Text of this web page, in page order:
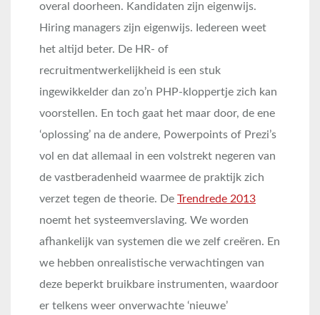
overal doorheen. Kandidaten zijn eigenwijs.
Hiring managers zijn eigenwijs. Iedereen weet
het altijd beter. De HR- of
recruitmentwerkelijkheid is een stuk
ingewikkelder dan zo’n PHP-kloppertje zich kan
voorstellen. En toch gaat het maar door, de ene
‘oplossing’ na de andere, Powerpoints of Prezi’s
vol en dat allemaal in een volstrekt negeren van
de vastberadenheid waarmee de praktijk zich
verzet tegen de theorie. De Trendrede 2013
noemt het systeemverslaving. We worden
afhankelijk van systemen die we zelf creëren. En
we hebben onrealistische verwachtingen van
deze beperkt bruikbare instrumenten, waardoor
er telkens weer onverwachte ‘nieuwe’